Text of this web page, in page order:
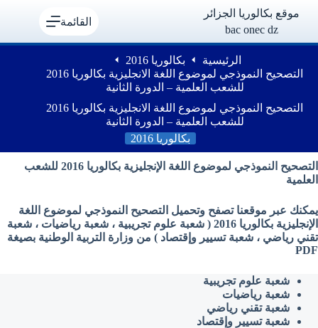
موقع بكالوريا الجزائر
bac onec dz
القائمة
الرئيسية
بكالوريا 2016
التصحيح النموذجي لموضوع اللغة الانجليزية بكالوريا 2016
للشعب العلمية – الدورة الثانية
التصحيح النموذجي لموضوع اللغة الانجليزية بكالوريا 2016
للشعب العلمية – الدورة الثانية
بكالوريا 2016
التصحيح النموذجي لموضوع اللغة الإنجليزية بكالوريا 2016 للشعب
العلمية
يمكنك عبر موقعنا تصفح وتحميل التصحيح النموذجي لموضوع اللغة
الإنجليزية بكالوريا 2016 ( شعبة علوم تجريبية ، شعبة رياضيات ، شعبة
تقني رياضي ، شعبة تسيير وإقتصاد ) من وزارة التربية الوطنية بصيغة
PDF
شعبة علوم تجريبية
شعبة رياضيات
شعبة تقني رياضي
شعبة تسيير وإقتصاد